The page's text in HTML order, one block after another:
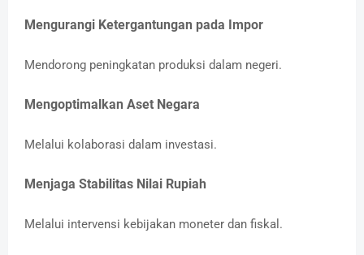
Mengurangi Ketergantungan pada Impor
Mendorong peningkatan produksi dalam negeri.
Mengoptimalkan Aset Negara
Melalui kolaborasi dalam investasi.
Menjaga Stabilitas Nilai Rupiah
Melalui intervensi kebijakan moneter dan fiskal.